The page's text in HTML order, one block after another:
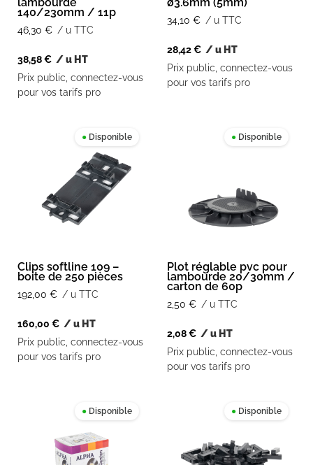
140/230mm / 11p
46,30 € / u TTC
38,58€ / u HT
Prix public, connectez-vous
pour vos tarifs pro
34,10 € / u TTC
28,42€ / u HT
Prix public, connectez-vous
pour vos tarifs pro
● Disponible
Clips softline 109 –
boite de 250 pièces
192,00 € / u TTC
160,00 € / u HT
Prix public, connectez-vous
pour vos tarifs pro
● Disponible
Plot réglable pvc pour
lambourde 20/30mm /
carton de 60p
2,50 € / u TTC
2,08€ / u HT
Prix public, connectez-vous
pour vos tarifs pro
● Disponible ● Disponible